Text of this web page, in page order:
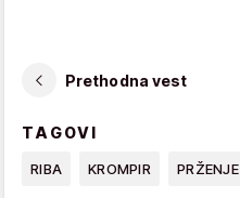
Prethodna vest
TAGOVI
RIBA KROMPIR PRŽENJE